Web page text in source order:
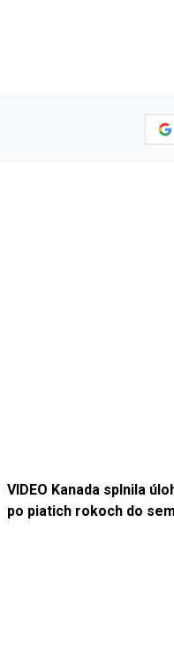
VIDEO Kanada splnila
po piatich rokoch do